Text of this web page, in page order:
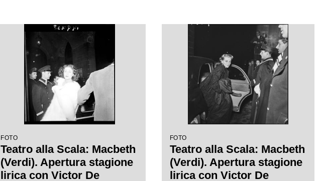
FOTO
Teatro alla Scala: Macbeth
(Verdi). Apertura stagione
lirica con Victor De
FOTO
Teatro alla Scala: Macbeth
(Verdi). Apertura stagione
lirica con Victor De